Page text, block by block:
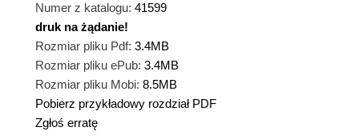
Numer z katalogu: 41599
druk na żądanie!
Rozmiar pliku Pdf: 3.4MB
Rozmiar pliku ePub: 3.4MB
Rozmiar pliku Mobi: 8.5MB
Pobierz przykładowy rozdział PDF
Zgłoś erratę